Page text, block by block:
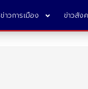
ข่าวการเมือง ข่าวสัง